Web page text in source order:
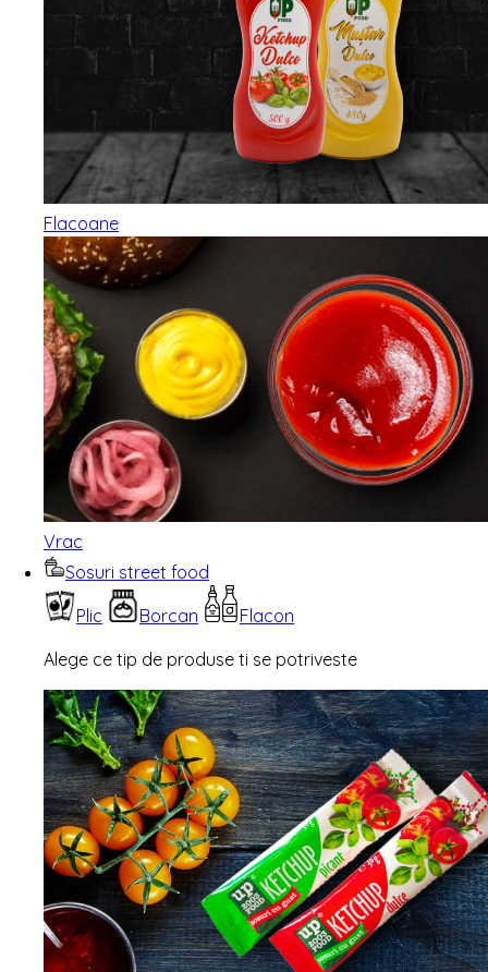
Flacoane
Vrac
Sosuri street food
Plic
Borcan
Flacon
Alege ce tip de produse ti se potriveste